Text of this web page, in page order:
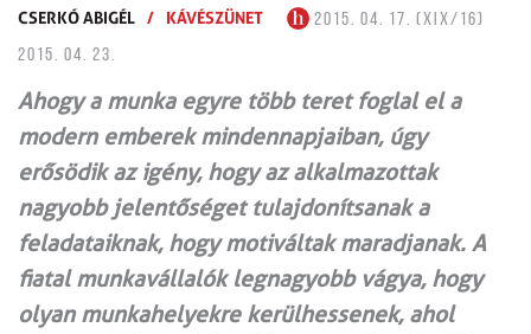
CSERKÓ ABIGÉL / KÁVÉSZÜNET
2015. 04. 17. (XIX/16)
2015. 04. 23.
Ahogy a munka egyre több teret foglal el a
modern emberek mindennapjaiban, úgy
erősödik az igény, hogy az alkalmazottak
nagyobb jelentőséget tulajdonítsanak a
feladataiknak, hogy motiváltak maradjanak. A
fiatal munkavállalók legnagyobb vágya, hogy
olyan munkahelyekre kerülhessenek, ahol